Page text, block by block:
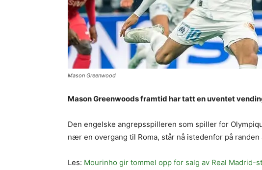
Mason Greenwood
Mason Greenwoods framtid har tatt en uventet
Den engelske angrepsspilleren som spiller for
nær en overgang til Roma, står nå istedenfor på
Les: Mourinho gir tommel opp for salg av Real Madrid-